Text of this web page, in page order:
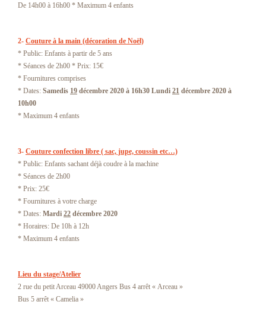
De 14h00 à 16h00 * Maximum 4 enfants
2- Couture à la main (décoration de Noël)
* Public: Enfants à partir de 5 ans
* Séances de 2h00 * Prix: 15€
* Fournitures comprises
* Dates: Samedis 19 décembre 2020 à 16h30 Lundi 21 décembre 2020 à
10h00
* Maximum 4 enfants
3- Couture confection libre ( sac, jupe, coussin etc…)
* Public: Enfants sachant déjà coudre à la machine
* Séances de 2h00
* Prix: 25€
* Fournitures à votre charge
* Dates: Mardi 22 décembre 2020
* Horaires: De 10h à 12h
* Maximum 4 enfants
Lieu du stage/Atelier
2 rue du petit Arceau 49000 Angers Bus 4 arrêt « Arceau »
Bus 5 arrêt « Camelia »